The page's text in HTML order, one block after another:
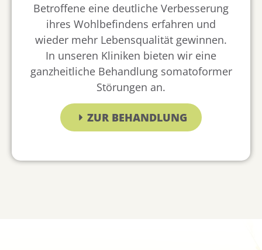
Betroffene eine deutliche Verbesserung
ihres Wohlbefindens erfahren und
wieder mehr Lebensqualität gewinnen.
In unseren Kliniken bieten wir eine
ganzheitliche Behandlung somatoformer
Störungen an.
ZUR BEHANDLUNG